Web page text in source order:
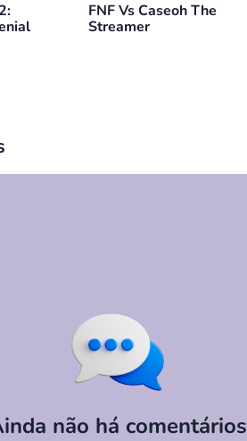
FNF Vs Caseoh The
Streamer
não há comentários